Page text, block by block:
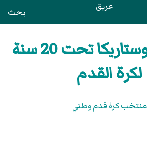
عريق بحث
منتخب كوستاريكا تحت 20 سنة
لكرة القدم
منتخب كرة قدم وطني